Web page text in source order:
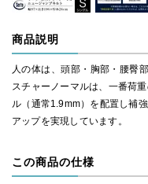
商品説明
人の体は、頭部・胸部・腰臀
スチャーノーマルは、一番荷
ル（通常1.9mm）を配置し補
アップを実現しています。
この商品の仕様